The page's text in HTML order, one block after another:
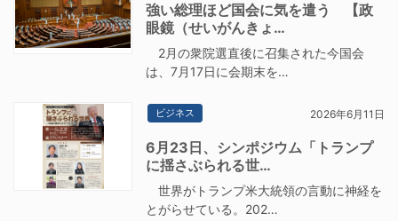
強い総理ほど国会に気を遣う 【政
眼鏡（せいがんきょ…
2月の衆院選直後に召集された今国会
は、7月17日に会期末を…
ビジネス 2026年6月11日
6月23日、シンポジウム「トランプ
に揺さぶられる世…
世界がトランプ米大統領の言動に神経を
とがらせている。202…